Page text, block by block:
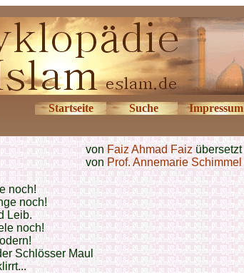
Startseite Suche Impressum
vonFaiz Ahmad Faiz übersetzt
vonProf. Annemarie Schimmel
noch!
noch!
Leib.
noch!
Schlösser Maul